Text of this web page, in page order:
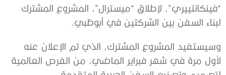
“فينكانتييري”، لإطلاق “ميسترال”، المشروع المشترك
لبناء السفن بين الشركتين في أبوظبي.
وسيستفيد المشروع المشترك، الذي تم الإعلان عنه
لأول مرة في شهر فبراير الماضي، من الفرص العالمية